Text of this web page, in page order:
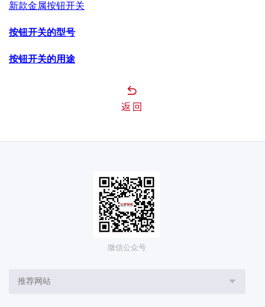
新款金属按钮开关
按钮开关的型号
按钮开关的用途
返回
微信公众号
推荐网站